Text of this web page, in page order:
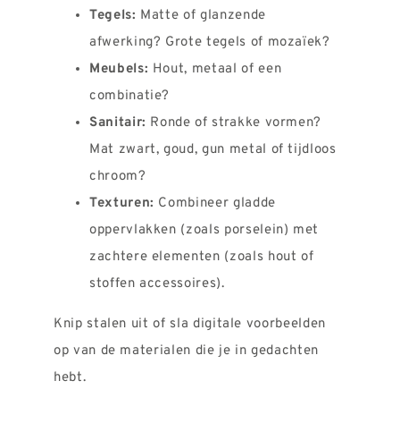
Tegels: Matte of glanzende
afwerking? Grote tegels of mozaïek?
Meubels: Hout, metaal of een
combinatie?
Sanitair: Ronde of strakke vormen?
Mat zwart, goud, gun metal of tijdloos
chroom?
Texturen: Combineer gladde
oppervlakken (zoals porselein) met
zachtere elementen (zoals hout of
stoffen accessoires).
Knip stalen uit of sla digitale voorbeelden
op van de materialen die je in gedachten
hebt.